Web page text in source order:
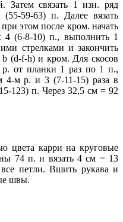
Затем связать 1 изн. ряд
59-63) п. Далее вязать
этом после кром. начать
4 (6-8-10) п., выполнить 1
стрелками и закончить
(d-f-h) и кром. Для скосов
от планки 1 раз по 1 п.,
4-м р. и 3 (7-11-15) раза в
123) п. Через 32,5 см = 92
цвета карри на круговые
74 п. и вязать 4 см = 13
все петли. Вшить рукава и
швы.